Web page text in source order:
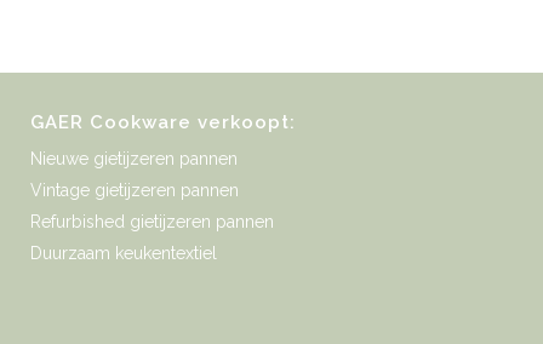
GAER Cookware verkoopt:
Nieuwe gietijzeren pannen
Vintage gietijzeren pannen
Refurbished gietijzeren pannen
Duurzaam keukentextiel